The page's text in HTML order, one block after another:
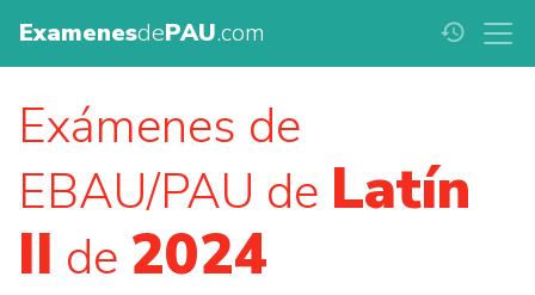
ExamenesdePAU.com history
Exámenes de
EBAU/PAU de Latín
II de 2024